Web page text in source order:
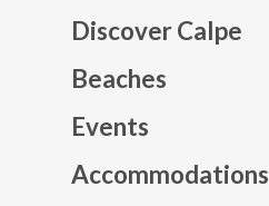
Discover Calpe
Beaches
Events
Accommodations